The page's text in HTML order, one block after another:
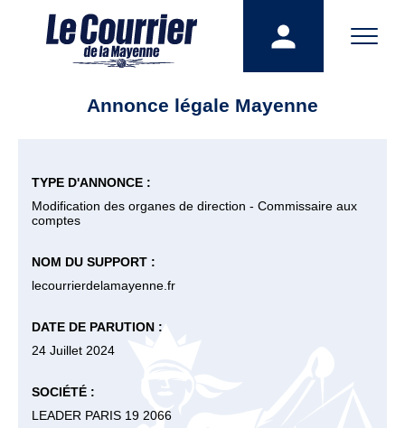
Annonce légale Mayenne
TYPE D'ANNONCE :
Modification des organes de direction - Commissaire aux
comptes
NOM DU SUPPORT :
lecourrierdelamayenne.fr
DATE DE PARUTION :
24 Juillet 2024
SOCIÉTÉ :
LEADER PARIS 19 2066